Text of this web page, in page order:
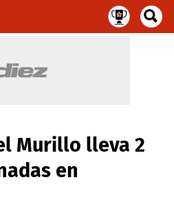
Murillo lleva 2
en